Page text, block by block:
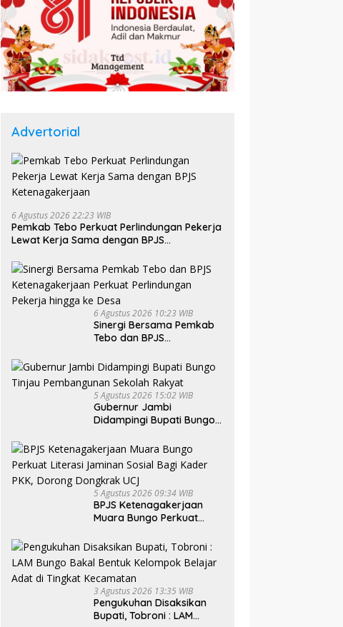
Advertorial
6 Agustus 2026 22:23 WIB
Pemkab Tebo Perkuat Perlindungan Pekerja
Lewat Kerja Sama dengan BPJS
6 Agustus 2026 10:23 WIB
Sinergi Bersama Pemkab
Tebo dan BPJS
Perlindungan Pekerja
hingga ke Desa
5 Agustus 2026 15:02 WIB
Gubernur Jambi
Didampingi Bupati Bungo
Sekolah Rakyat
5 Agustus 2026 09:34 WIB
BPJS Ketenagakerjaan
Muara Bungo Perkuat
Bagi Kader PKK, Dorong
Dongkrak UCJ
3 Agustus 2026 13:35 WIB
Pengukuhan Disaksikan
Bupati, Tobroni : LAM